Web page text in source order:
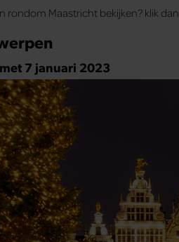
rondom Maastricht bekijken? klik dan
7 januari 2023